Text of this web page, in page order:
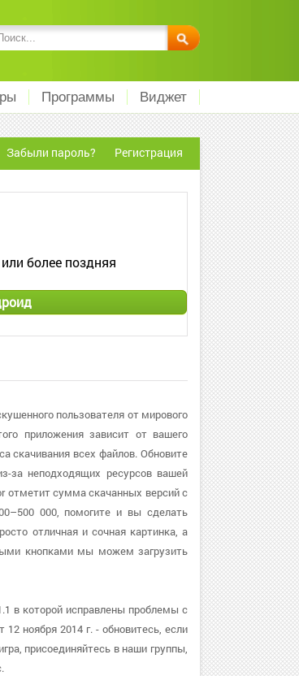
Программы Виджет
Забыли пароль? Регистрация
более поздняя
пользователя от мирового
приложения зависит от вашего
скачивания всех файлов. Обновите
за неподходящих ресурсов вашей
отметит сумма скачанных версий с
000, помогите и вы сделать
отличная и сочная картинка, а
кнопками мы можем загрузить
в которой исправлены проблемы с
ноября 2014 г. - обновитесь, если
присоединяйтесь в наши группы,